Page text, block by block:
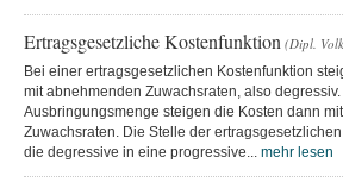
Ertragsgesetzliche Kostenfunktion (Dipl.
Bei einer ertragsgesetzlichen Kostenfunktion
mit abnehmenden Zuwachsraten, also
Ausbringungsmenge steigen die Kosten dann
Zuwachsraten. Die Stelle der
die degressive in eine progressive... mehr lesen